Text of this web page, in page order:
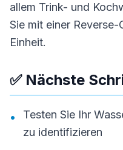
allem Trink- und
Sie mit einer
Einheit.
✅ Nächste
•
Testen Sie Ihr
zu identifizieren